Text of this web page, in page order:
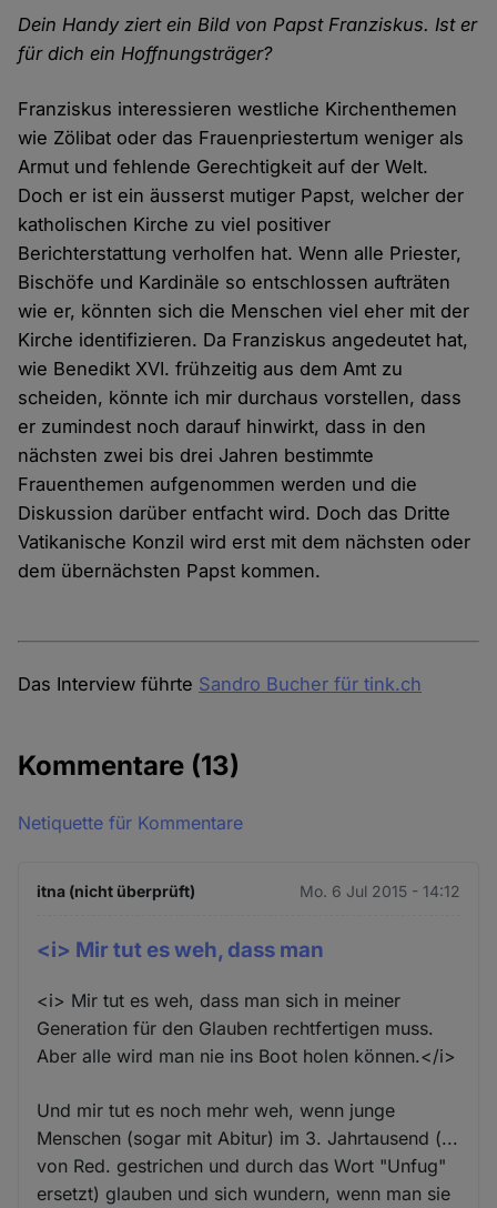
Dein Handy ziert ein Bild von Papst Franziskus. Ist er
für dich ein Hoffnungsträger?
Franziskus interessieren westliche Kirchenthemen
wie Zölibat oder das Frauenpriestertum weniger als
Armut und fehlende Gerechtigkeit auf der Welt.
Doch er ist ein äusserst mutiger Papst, welcher der
katholischen Kirche zu viel positiver
Berichterstattung verholfen hat. Wenn alle Priester,
Bischöfe und Kardinäle so entschlossen aufträten
wie er, könnten sich die Menschen viel eher mit der
Kirche identifizieren. Da Franziskus angedeutet hat,
wie Benedikt XVI. frühzeitig aus dem Amt zu
scheiden, könnte ich mir durchaus vorstellen, dass
er zumindest noch darauf hinwirkt, dass in den
nächsten zwei bis drei Jahren bestimmte
Frauenthemen aufgenommen werden und die
Diskussion darüber entfacht wird. Doch das Dritte
Vatikanische Konzil wird erst mit dem nächsten oder
dem übernächsten Papst kommen.
Das Interview führte Sandro Bucher für tink.ch
Kommentare (13)
Netiquette für Kommentare
itna (nicht überprüft) Mo. 6 Jul 2015 - 14:12
<i> Mir tut es weh, dass man
<i> Mir tut es weh, dass man sich in meiner
Generation für den Glauben rechtfertigen muss.
Aber alle wird man nie ins Boot holen können.</i>
Und mir tut es noch mehr weh, wenn junge
Menschen (sogar mit Abitur) im 3. Jahrtausend (...
von Red. gestrichen und durch das Wort "Unfug"
ersetzt) glauben und sich wundern, wenn man sie